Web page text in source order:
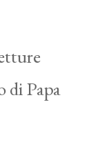
di Papa